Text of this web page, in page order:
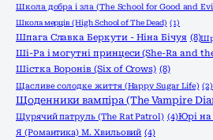
Школа добра і зла (The School for Good and
Школа мерців (High School of The Dead) (1)
Шпага Славка Беркути - Ніна Бічуя (8)
Ші-Ра і могутні принцеси (She-Ra and
Шістка Воронів (Six of Crows) (8)
Щасливе солодке життя (Happy Sugar Life) (2)
Щоденники вампіра (The Vampire
Щурячий патруль (The Rat Patrol) (4)Юрі на
Я (Романтика) М. Хвильовий (4)